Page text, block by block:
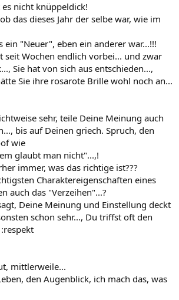
nicht knüppeldick!
das dieses Jahr der selbe war, wie im
ein "Neuer", eben ein anderer war...!!!
seit Wochen endlich vorbei... und zwar
Sie hat von sich aus entschieden...,
Sie ihre rosarote Brille wohl noch an...
sehr, teile Deine Meinung auch
bis auf Deinen griech. Spruch, den
wie
glaubt man nicht"...,!
immer, was das richtige ist???
Charaktereigenschaften eines
auch das "Verzeihen"...?
Deine Meinung und Einstellung deckt
schon sehr..., Du triffst oft den
mittlerweile...
den Augenblick, ich mach das, was